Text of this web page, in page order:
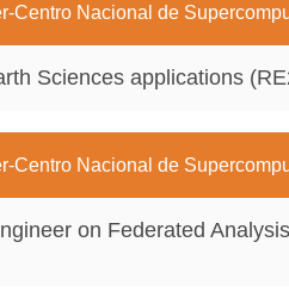
Centro Nacional de
Sciences applications
Centro Nacional de
on Federated